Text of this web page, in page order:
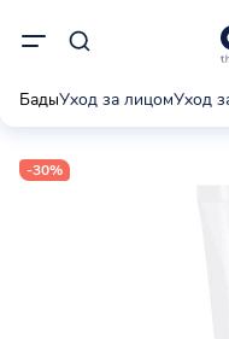
БадыУход за лицомУход
-30%